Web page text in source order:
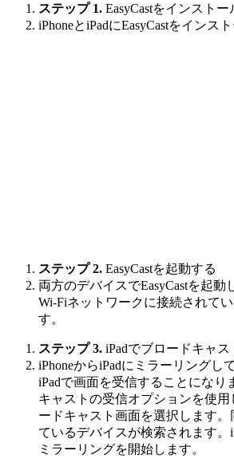
ステップ 1. EasyCastをインストー
iPhoneとiPadにEasyCastをインス
ステップ 2. EasyCastを起動する
両方のデバイスでEasyCastを起動
Wi-Fiネットワークに接続されて
す。
ステップ 3. iPadでブロードキャス
iPhoneからiPadにミラーリングし
iPadで画面を受信することになり
キャストの受信オプションを使用
ードキャスト画面を選択します
ているデバイスが検索されます。
ミラーリングを開始します。